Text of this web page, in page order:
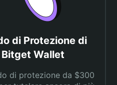
di Protezione di
Bitget Wallet
di protezione da $300